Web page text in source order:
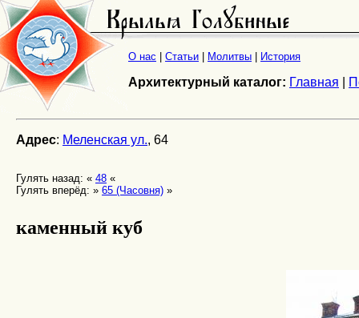
О нас Статьи Молитвы История
Архитектурный каталог: Главная
Адрес: Меленская ул., 64
Гулять назад: « 48 «
Гулять вперёд: » 65 (Часовня) »
каменный куб